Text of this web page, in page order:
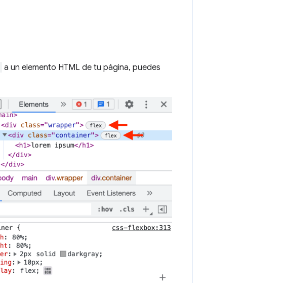
a un elemento HTML de tu página, puedes